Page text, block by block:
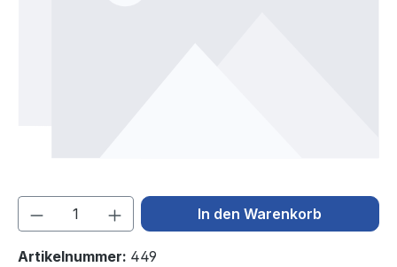
Produkt Anzahl: Gib denIn den Warenkorb
Artikelnummer: 449